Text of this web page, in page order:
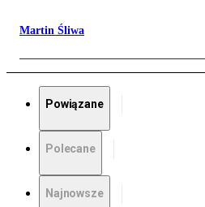
Martin Śliwa
Powiązane
Polecane
Najnowsze